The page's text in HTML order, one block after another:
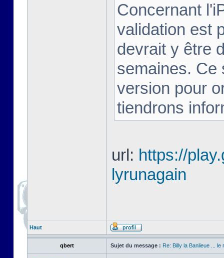
Concernant
validation est
devrait y être
semaines. Ce
version pour
tiendrons
url: https://
lyrunagain
Haut
qbert Sujet du message : Re: Billy la Banlieue ... le